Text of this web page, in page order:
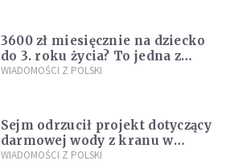
3600 zł miesięcznie na dziecko
do 3. roku życia? To jedna z
propozycji programu "Rozwój
WIADOMOŚCI Z POLSKI
Sejm odrzucił projekt dotyczący
darmowej wody z kranu w
restauracjach
WIADOMOŚCI Z POLSKI